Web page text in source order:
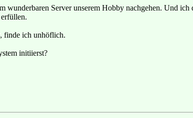
wunderbaren Server unserem Hobby nachgehen. Und
finde ich unhöflich.
initiierst?